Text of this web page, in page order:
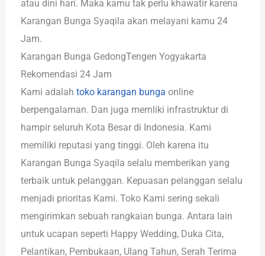
atau dini hari. Maka kamu tak perlu khawatir karena
Karangan Bunga Syaqila akan melayani kamu 24
Jam.
Karangan Bunga GedongTengen Yogyakarta
Rekomendasi 24 Jam
Kami adalah toko karangan bunga online
berpengalaman. Dan juga memliki infrastruktur di
hampir seluruh Kota Besar di Indonesia. Kami
memiliki reputasi yang tinggi. Oleh karena itu
Karangan Bunga Syaqila selalu memberikan yang
terbaik untuk pelanggan. Kepuasan pelanggan selalu
menjadi prioritas Kami. Toko Kami sering sekali
mengirimkan sebuah rangkaian bunga. Antara lain
untuk ucapan seperti Happy Wedding, Duka Cita,
Pelantikan, Pembukaan, Ulang Tahun, Serah Terima